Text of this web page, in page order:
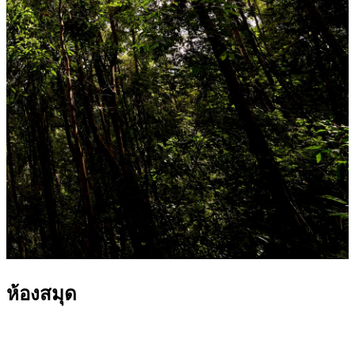
ห้องสมุด